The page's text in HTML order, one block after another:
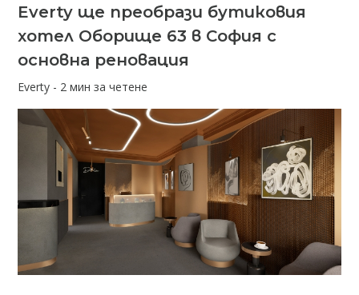
Everty ще преобрази бутиковия
хотел Оборище 63 в София с
основна реновация
Everty - 2 мин за четене